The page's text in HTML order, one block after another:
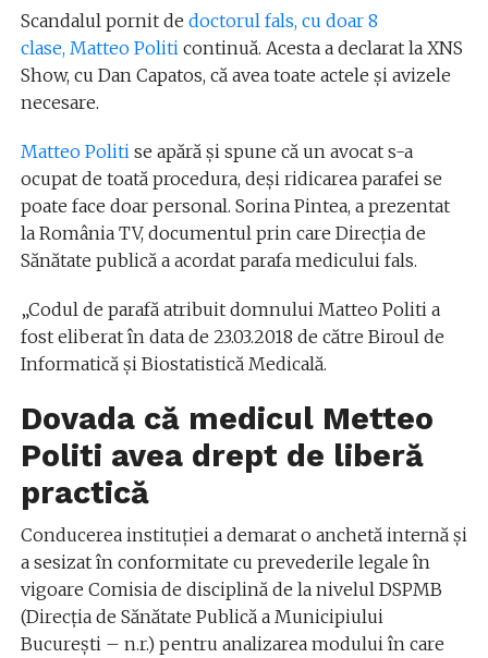
Scandalul pornit de doctorul fals, cu doar 8
clase, Matteo Politi continuă. Acesta a declarat la XNS
Show, cu Dan Capatos, că avea toate actele și avizele
necesare.
Matteo Politi se apără și spune că un avocat s-a
ocupat de toată procedura, deși ridicarea parafei se
poate face doar personal. Sorina Pintea, a prezentat
la România TV, documentul prin care Direcția de
Sănătate publică a acordat parafa medicului fals.
„Codul de parafă atribuit domnului Matteo Politi a
fost eliberat în data de 23.03.2018 de către Biroul de
Informatică și Biostatistică Medicală.
Dovada că medicul Metteo
Politi avea drept de liberă
practică
Conducerea instituției a demarat o anchetă internă şi
a sesizat în conformitate cu prevederile legale în
vigoare Comisia de disciplină de la nivelul DSPMB
(Direcția de Sănătate Publică a Municipiului
București – n.r.) pentru analizarea modului în care